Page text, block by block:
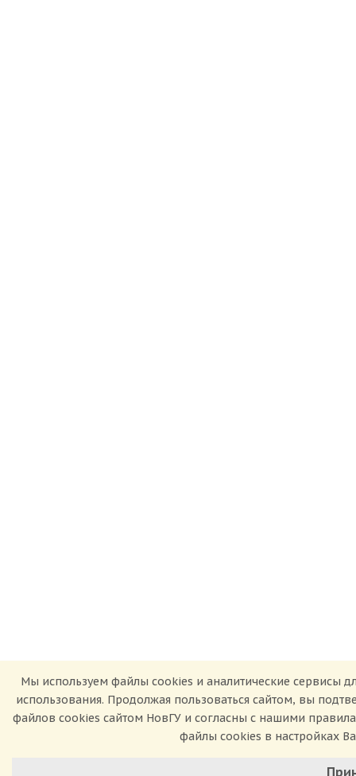
Мы используем файлы cookies и аналитические сервисы
использования. Продолжая пользоваться сайтом, вы
файлов cookies сайтом НовГУ и согласны с нашими
файлы cookies в настройках